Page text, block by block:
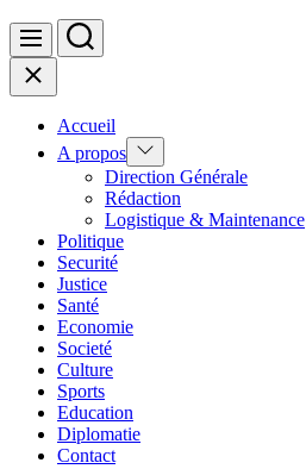
Menu Search
Close
Accueil
A propos Show
sub
menu
Direction Générale
Rédaction
Logistique & Maintenance
Politique
Securité
Justice
Santé
Economie
Societé
Culture
Sports
Education
Diplomatie
Contact